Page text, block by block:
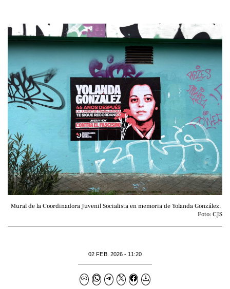
Mural de la Coordinadora Juvenil Socialista en memoria de Yolanda González.
Foto: CJS
02 FEB. 2026 - 11:20